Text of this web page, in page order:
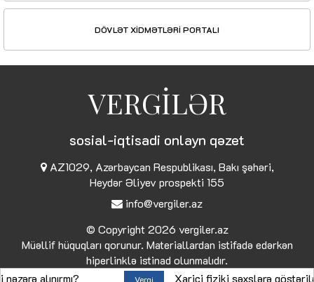
DÖVLƏT XİDMƏTLƏRİ PORTALI
VERGİLƏR
sosial-iqtisadi onlayn qəzet
AZ1029, Azərbaycan Respublikası, Bakı şəhəri,
Heydər Əliyev prospekti 155
info@vergiler.az
© Copyright 2026 vergiler.az
Müəllif hüquqları qorunur. Materiallardan istifadə edərkən
hiperlinklə istinad olunmalıdır.
Xarici fiziki şəxslərə göstərilən